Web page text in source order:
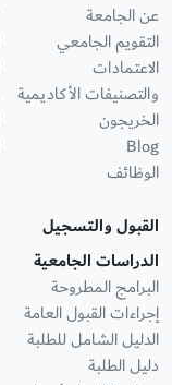
عن الجامعة
التقويم الجامعي
الاعتمادات
والتصنيفات الأكاديمية
الخريجون
Blog
الوظائف
القبول والتسجيل
الدراسات الجامعية
البرامج المطروحة
إجراءات القبول العامة
الدليل الشامل للطلبة
دليل الطلبة